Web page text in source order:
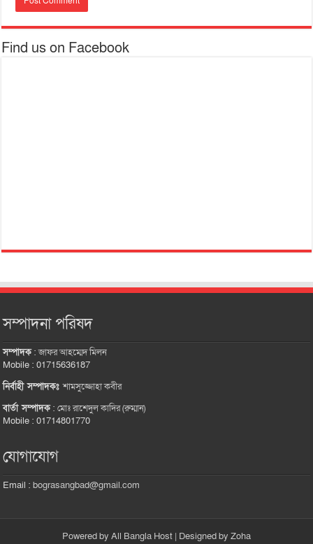
Find us on Facebook
সম্পাদনা পরিষদ
সম্পাদক:জাফর আহম্মেদ মিলন
Mobile : 01715636187
নির্বাহী সম্পাদকঃশামসুজ্জোহা কবীর
বার্তা সম্পাদক:মোঃ রাশেদুল কাদির (রুম্মান)
Mobile : 01714801770
যোগাযোগ
Email :bograsangbad@gmail.com
Powered by All Bangla Host | Designed by Zoha